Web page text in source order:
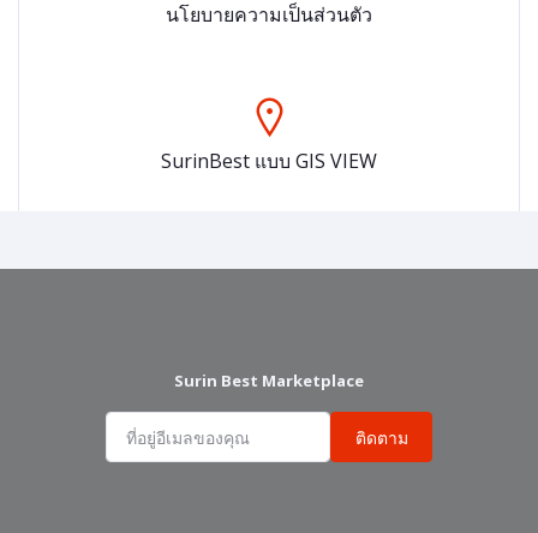
นโยบายความเป็นส่วนตัว
SurinBest แบบ GIS VIEW
Surin Best Marketplace
ติดตาม